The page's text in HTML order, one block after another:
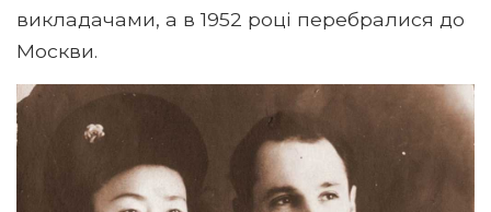
викладачами, а в 1952 році перебралися до
Москви.